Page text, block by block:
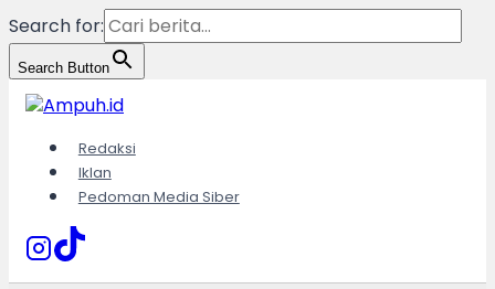
Search for:
Search Button
Skip
to
content
Redaksi
Iklan
Pedoman Media Siber